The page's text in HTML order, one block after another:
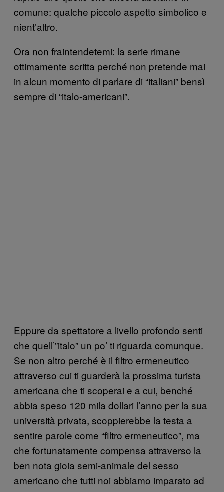
comune: qualche piccolo aspetto simbolico e
nient’altro.
Ora non fraintendetemi: la serie rimane
ottimamente scritta perché non pretende mai
in alcun momento di parlare di “italiani” bensì
sempre di “italo-americani”.
Eppure da spettatore a livello profondo senti
che quell’”italo” un po’ ti riguarda comunque.
Se non altro perché è il filtro ermeneutico
attraverso cui ti guarderà la prossima turista
americana che ti scoperai e a cui, benché
abbia speso 120 mila dollari l’anno per la sua
università privata, scoppierebbe la testa a
sentire parole come “filtro ermeneutico”, ma
che fortunatamente compensa attraverso la
ben nota gioia semi-animale del sesso
americano che tutti noi abbiamo imparato ad